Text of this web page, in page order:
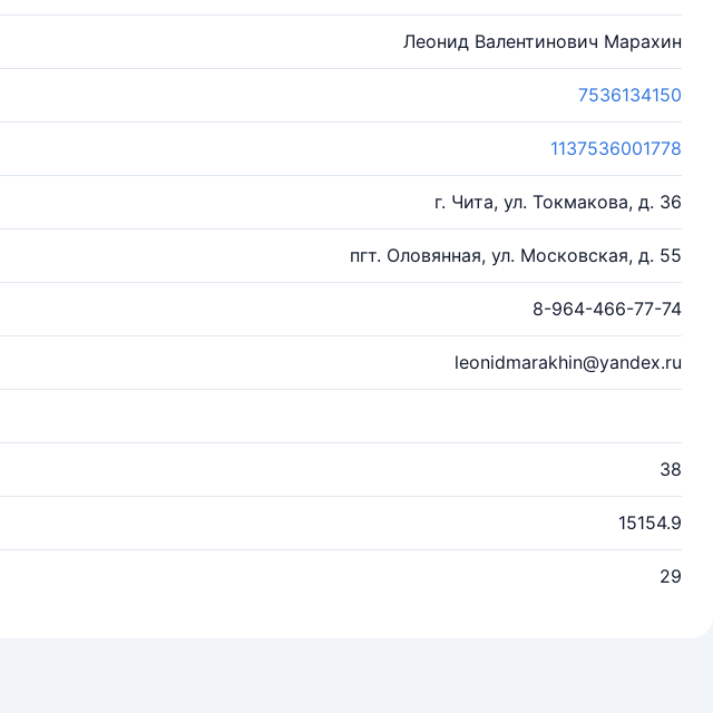
Леонид Валентинович Марахин
7536134150
1137536001778
г. Чита, ул. Токмакова, д. 36
пгт. Оловянная, ул. Московская, д. 55
8-964-466-77-74
leonidmarakhin@yandex.ru
38
15154.9
29